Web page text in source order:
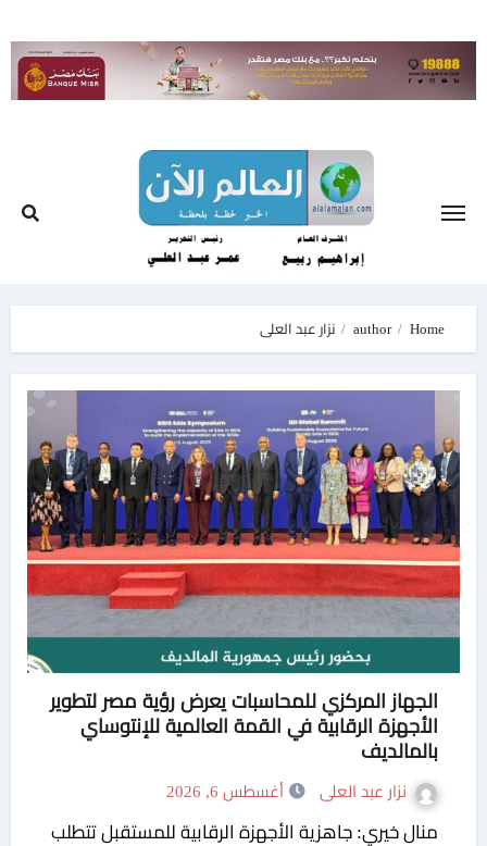
to
content
Home
author نزار عبد العلى
الجهاز المركزي للمحاسبات يعرض رؤية مصر لتطوير
الأجهزة الرقابية في القمة العالمية للإنتوساي
بالمالديف
نزار عبد العلى أغسطس 6, 2026
منال خيري: جاهزية الأجهزة الرقابية للمستقبل تتطلب